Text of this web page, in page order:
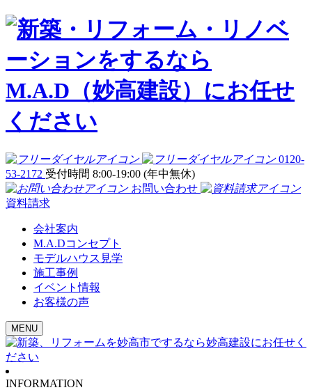
0120-
53-2172 受付時間 8:00-19:00 (年中無休)
お問い合わせ
資料請求
会社案内
M.A.Dコンセプト
モデルハウス見学
施工事例
イベント情報
お客様の声
MENU
INFORMATION